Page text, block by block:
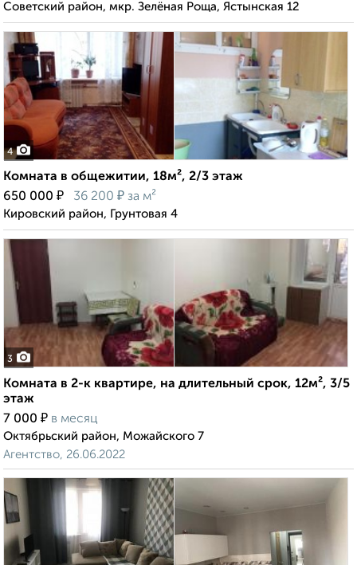
Советский район, мкр. Зелёная Роща, Ястынская 12
4
Комната в общежитии, 18м², 2/3 этаж
650 000 ₽ 36 200 ₽ за м²
Кировский район, Грунтовая 4
3
Комната в 2-к квартире, на длительный срок, 12м², 3/5
этаж
7 000 ₽ в месяц
Октябрьский район, Можайского 7
Агентство, 26.06.2022